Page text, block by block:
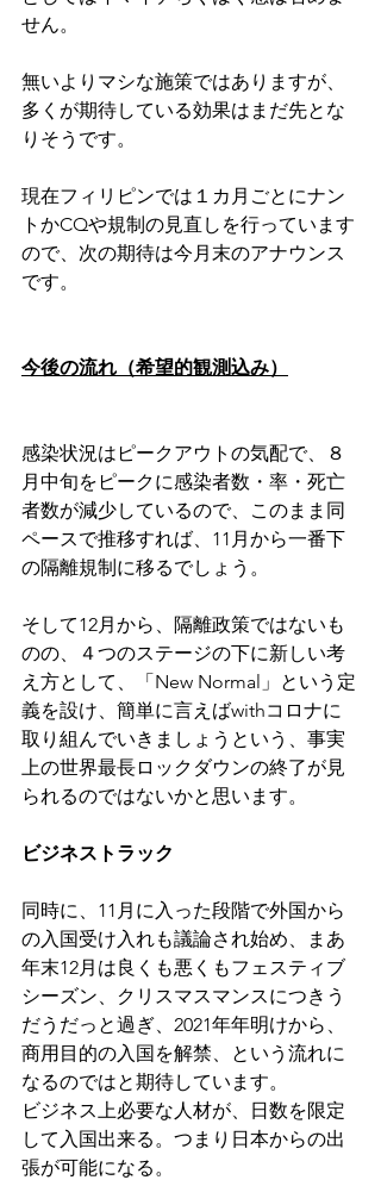
せん。
無いよりマシな施策ではありますが、
多くが期待している効果はまだ先とな
りそうです。
現在フィリピンでは１カ月ごとにナン
トかCQや規制の見直しを行っています
ので、次の期待は今月末のアナウンス
です。
今後の流れ（希望的観測込み）
感染状況はピークアウトの気配で、８
月中旬をピークに感染者数・率・死亡
者数が減少しているので、このまま同
ペースで推移すれば、11月から一番下
の隔離規制に移るでしょう。
そして12月から、隔離政策ではないも
のの、４つのステージの下に新しい考
え方として、「New Normal」という定
義を設け、簡単に言えばwithコロナに
取り組んでいきましょうという、事実
上の世界最長ロックダウンの終了が見
られるのではないかと思います。
ビジネストラック
同時に、11月に入った段階で外国から
の入国受け入れも議論され始め、まあ
年末12月は良くも悪くもフェスティブ
シーズン、クリスマスマンスにつきう
だうだっと過ぎ、2021年年明けから、
商用目的の入国を解禁、という流れに
なるのではと期待しています。
ビジネス上必要な人材が、日数を限定
して入国出来る。つまり日本からの出
張が可能になる。